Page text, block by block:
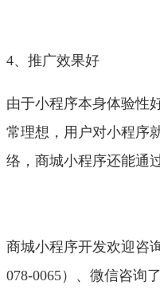
4、推广效果好
由于小程序本身体验性
常理想，用户对小程序
络，商城小程序还能通
商城小程序开发欢迎咨
078-0065）、微信咨询